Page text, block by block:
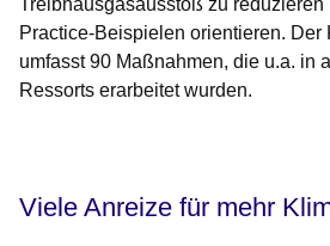
Treibhausgasausstoß zu reduzieren
Practice-Beispielen orientieren. Der
umfasst 90 Maßnahmen, die u.a. in
Ressorts erarbeitet wurden.
Viele Anreize für mehr